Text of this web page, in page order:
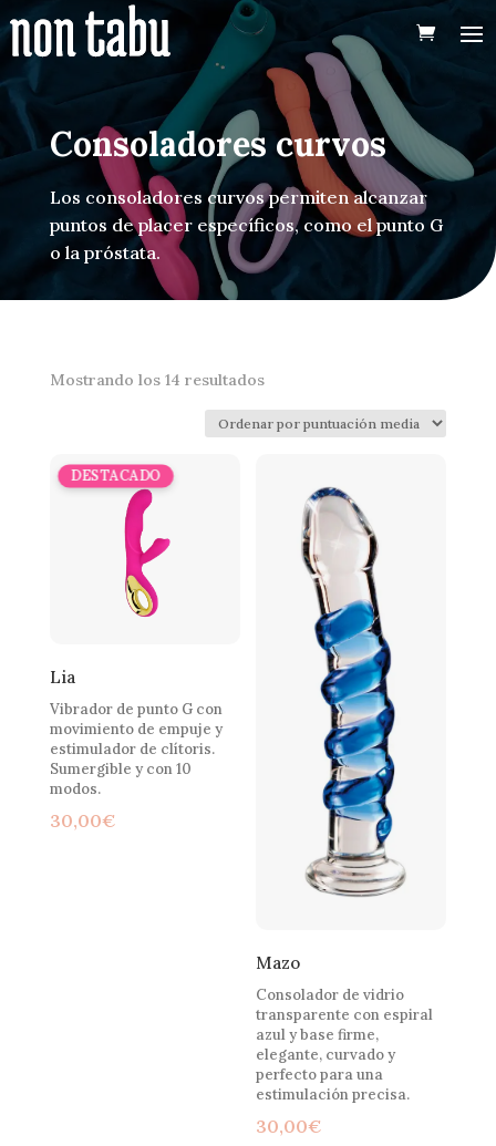
Consoladores curvos
Los consoladores curvos permiten alcanzar
puntos de placer específicos, como el punto G
o la próstata.
Mostrando los 14 resultadosOrdenado
por
puntuación
Lia
Vibrador de punto G con
movimiento de empuje y
estimulador de clítoris.
Sumergible y con 10
modos.
30,00€
Mazo
Consolador de vidrio
transparente con espiral
azul y base firme,
elegante, curvado y
perfecto para una
estimulación precisa.
30,00€